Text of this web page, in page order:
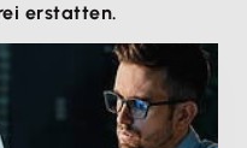
erstatten.